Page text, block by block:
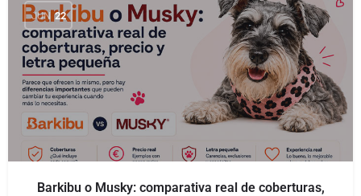
JUN 22
Barkibu o Musky: comparativa real de coberturas,